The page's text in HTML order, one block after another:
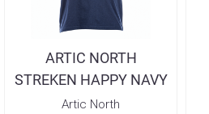
ARTIC NORTH
STREKEN HAPPY NAVY
T-SKJORTE HERRE
Artic North